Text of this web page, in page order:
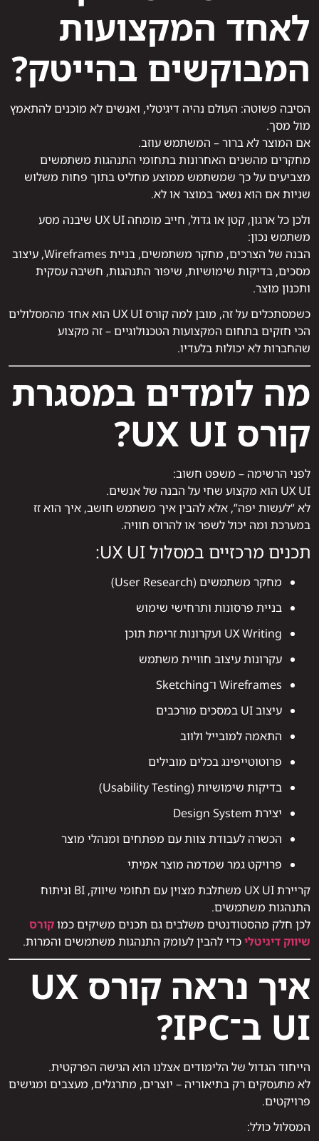
לאחד המקצועות
המבוקשים בהייטק?
הסיבה פשוטה: העולם נהיה דיגיטלי, ואנשים לא מוכנים להתאמץ
מול מסך.
אם המוצר לא ברור – המשתמש עוזב.
מחקרים מהשנים האחרונות בתחומי התנהגות משתמשים
מצביעים על כך שמשתמש ממוצע מחליט בתוך פחות משלוש
שניות אם הוא נשאר במוצר או לא.
ולכן כל ארגון, קטן או גדול, חייב מומחה UX UI שיבנה מסע
משתמש נכון:
הבנה של הצרכים, מחקר משתמשים, בניית Wireframes, עיצוב
מסכים, בדיקות שימושיות, שיפור התנהגות, חשיבה עסקית
ותכנון מוצר.
כשמסתכלים על זה, מובן למה קורס UX UI הוא אחד מהמסלולים
הכי חזקים בתחום המקצועות הטכנולוגיים – זה מקצוע
שהחברות לא יכולות בלעדיו.
מה לומדים במסגרת
קורס UX UI?
לפני הרשימה – משפט חשוב:
UX UI הוא מקצוע שחי על הבנה של אנשים.
לא “לעשות יפה”, אלא להבין איך משתמש חושב, איך הוא זז
במערכת ומה יכול לשפר או להרוס חוויה.
תכנים מרכזיים במסלול UX UI:
מחקר משתמשים (User Research)
בניית פרסונות ותרחישי שימוש
UX Writing ועקרונות זרימת תוכן
עקרונות עיצוב חוויית משתמש
Wireframes ו־Sketching
עיצוב UI במסכים מורכבים
התאמה למובייל ולווב
פרוטוטייפינג בכלים מובילים
בדיקות שימושיות (Usability Testing)
יצירת Design System
הכשרה לעבודת צוות עם מפתחים ומנהלי מוצר
פרויקט גמר שמדמה מוצר אמיתי
קריירת UX UI משתלבת מצוין עם תחומי שיווק, BI וניתוח
התנהגות משתמשים.
לכן חלק מהסטודנטים משלבים גם תכנים משיקים כמוקורס
שיווק דיגיטליכדי להבין לעומק התנהגות משתמשים והמרות.
איך נראה קורס UX
UI ב־IPC?
הייחוד הגדול של הלימודים אצלנו הוא הגישה הפרקטית.
לא מתעסקים רק בתיאוריה – יוצרים, מתרגלים, מעצבים ומגישים
פרויקטים.
המסלול כולל: